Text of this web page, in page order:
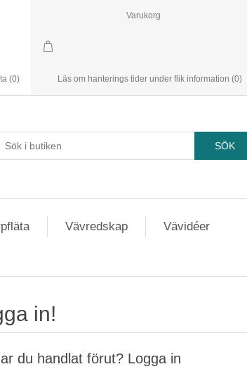
(0)
Varukorg
Läs om hanterings tider under flik information (0)
Vävredskap
Vävidéer
in!
du handlat förut? Logga in